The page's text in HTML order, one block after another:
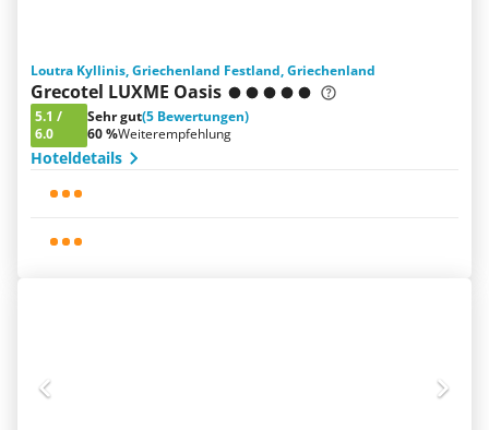
Loutra Kyllinis, Griechenland Festland, Griechenland
Grecotel LUXME Oasis
5.1 /
6.0
Sehr gut(5 Bewertungen)
60 %Weiterempfehlung
Hoteldetails